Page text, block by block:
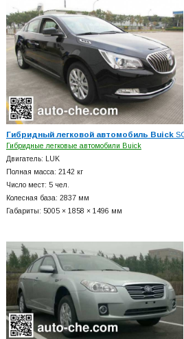
Гибридный легковой автомобиль Buick
Гибридные легковые автомобили Buick
Двигатель: LUK
Полная масса: 2142 кг
Число мест: 5 чел.
Колесная база: 2837 мм
Габариты: 5005 × 1858 × 1496 мм